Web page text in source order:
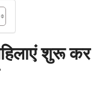
शुरू कर